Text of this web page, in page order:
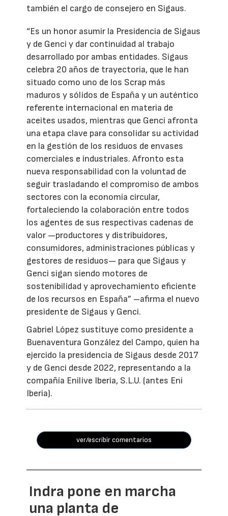
también el cargo de consejero en Sigaus.
“Es un honor asumir la Presidencia de Sigaus
y de Genci y dar continuidad al trabajo
desarrollado por ambas entidades. Sigaus
celebra 20 años de trayectoria, que le han
situado como uno de los Scrap más
maduros y sólidos de España y un auténtico
referente internacional en materia de
aceites usados, mientras que Genci afronta
una etapa clave para consolidar su actividad
en la gestión de los residuos de envases
comerciales e industriales. Afronto esta
nueva responsabilidad con la voluntad de
seguir trasladando el compromiso de ambos
sectores con la economía circular,
fortaleciendo la colaboración entre todos
los agentes de sus respectivas cadenas de
valor —productores y distribuidores,
consumidores, administraciones públicas y
gestores de residuos— para que Sigaus y
Genci sigan siendo motores de
sostenibilidad y aprovechamiento eficiente
de los recursos en España” –afirma el nuevo
presidente de Sigaus y Genci.
Gabriel López sustituye como presidente a
Buenaventura González del Campo, quien ha
ejercido la presidencia de Sigaus desde 2017
y de Genci desde 2022, representando a la
compañía Enilive Iberia, S.L.U. (antes Eni
Iberia).
ver/escribir comentarios
Indra pone en marcha
una planta de